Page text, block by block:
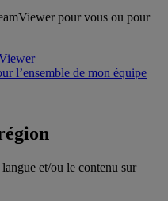
pour vous ou pour
l’ensemble de mon équipe
et/ou le contenu sur